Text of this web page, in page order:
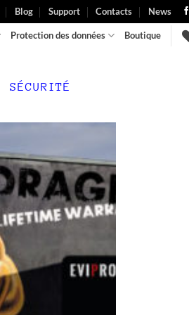
Blog Support Contacts News
Protection des données Boutique
SÉCURITÉ